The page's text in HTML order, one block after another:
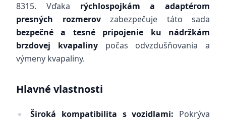
8315. Vďaka rýchlospojkám a adaptérom
presných rozmerovzabezpečuje táto sada
bezpečné a tesné pripojenie ku nádržkám
brzdovej kvapalinypočas odvzdušňovania a
výmeny kvapaliny.
Hlavné vlastnosti
Široká kompatibilita s vozidlami: Pokrýva